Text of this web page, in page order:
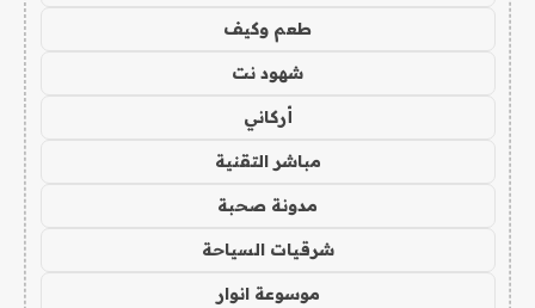
طعم وكيف
شهود نت
أركاني
مباشر التقنية
مدونة صحبة
شرقيات السياحة
موسوعة انوار